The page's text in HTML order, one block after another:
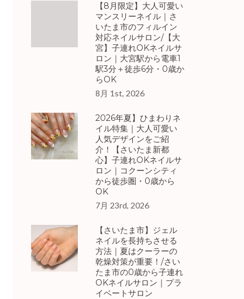
【8月限定】大人可愛い
マンスリーネイル｜さ
いたま市のフィルイン
対応ネイルサロン/【大
宮】子連れOKネイルサ
ロン｜大宮駅から電車1
駅3分＋徒歩6分・0歳か
らOK
8月 1st, 2026
2026年夏】ひまわりネ
イル特集｜大人可愛い
人気デザインをご紹
介！【さいたま新都
心】子連れOKネイルサ
ロン｜コクーンシティ
から徒歩圏・0歳から
OK
7月 23rd, 2026
【さいたま市】ジェル
ネイルを長持ちさせる
方法｜夏はクーラーの
乾燥対策が重要！/さい
たま市の0歳から子連れ
OKネイルサロン｜プラ
イベートサロン